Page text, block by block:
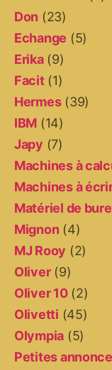
Don (23)
Echange (5)
Erika(9)
Facit(1)
Hermes(39)
IBM (14)
Japy (7)
Machines à
Machines à
Matériel de
Mignon (4)
MJ Rooy (2)
Oliver(9)
Oliver 10(2)
Olivetti (45)
Olympia (5)
Petites